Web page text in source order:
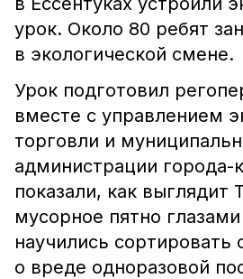
урок. Около 80 ребят
в экологической смене.
Урок подготовил
вместе с управлением
торговли и
администрации города-
показали, как выглядит
мусорное пятно
научились сортировать
о вреде одноразовой